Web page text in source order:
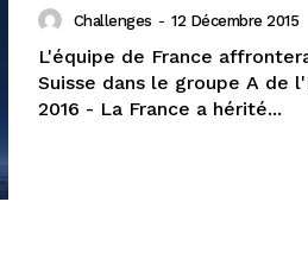
Challenges - 12 Décembre 2015
L'équipe de France
Suisse dans le groupe A de l'Euro 2016.
2016 - La France a hérité...